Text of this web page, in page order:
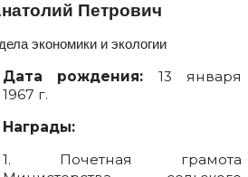
Петрович
экономики и экологии
Дата рождения: 13 января
1967 г.
Награды:
1. Почетная грамота